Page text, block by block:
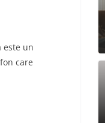
este un
care